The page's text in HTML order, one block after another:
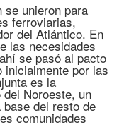
se unieron para
ferroviarias,
del Atlántico. En
las necesidades
se pasó al pacto
por las
es la
Noroeste, un
del resto de
comunidades